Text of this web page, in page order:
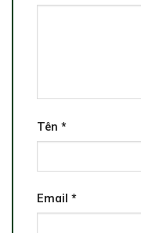
Tên *
Email *